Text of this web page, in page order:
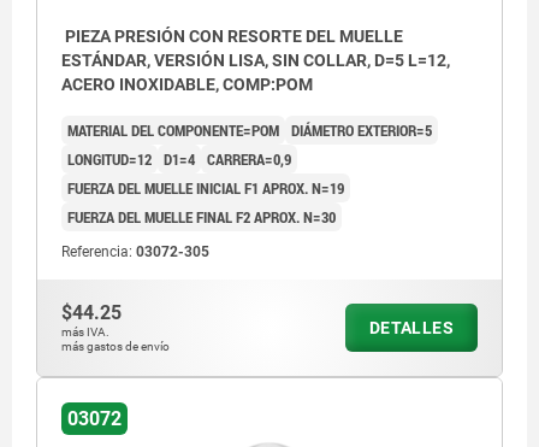
PIEZA PRESIÓN CON RESORTE DEL MUELLE
ESTÁNDAR, VERSIÓN LISA, SIN COLLAR, D=5 L=12,
ACERO INOXIDABLE, COMP:POM
MATERIAL DEL COMPONENTE=POM DIÁMETRO EXTERIOR=5
LONGITUD=12 D1=4 CARRERA=0,9
FUERZA DEL MUELLE INICIAL F1 APROX. N=19
FUERZA DEL MUELLE FINAL F2 APROX. N=30
Referencia: 03072-305
$44.25
más IVA.
más gastos de envío
DETALLES
03072